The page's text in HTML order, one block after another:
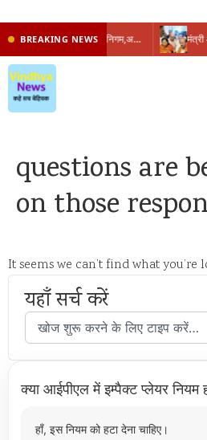
BREAKING NEWS प्रभारी मंत्री के निशाने पर नगर निगम,अफसरों को 10 दिन का अल्टीमेटम,नहीं होगी कार्रवाई, महापौर-आयुक्त के बीच सौहार्दहीनता पर मंत्री ने उठाए सवाल
questions are
on those
It seems we can’t find what you’re
यहाँ सर्च करें
क्या आईपीएल में इम्पैक्ट प्लेयर नियम
हाँ, इस नियम को हटा देना चाहिए।